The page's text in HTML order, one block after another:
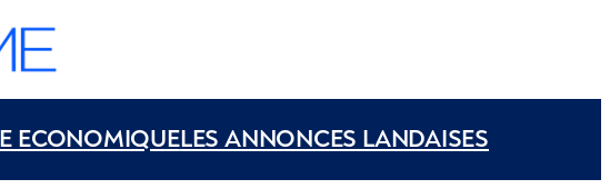
ECONOMIQUELES ANNONCES LANDAISES